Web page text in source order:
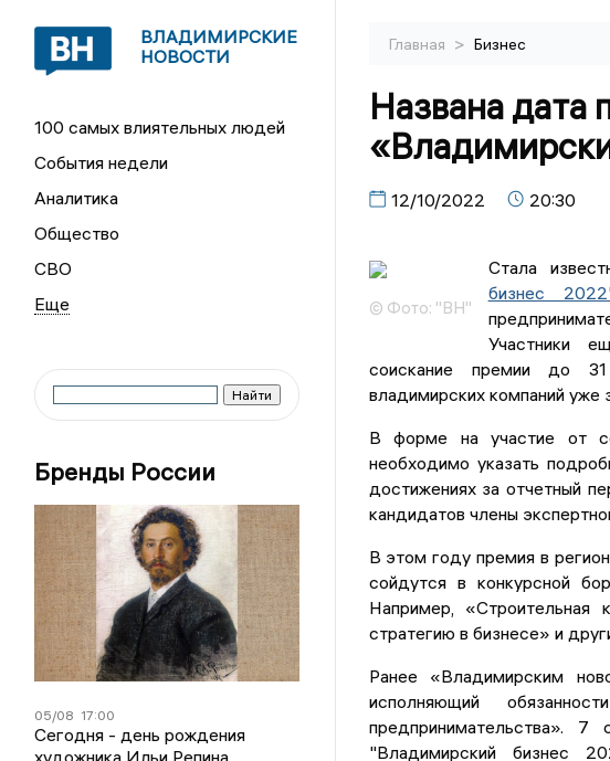
ВЛАДИМИРСКИЕ
НОВОСТИ
100 самых влиятельных людей
События недели
Аналитика
Общество
СВО
Бренды России
05/08 17:00
Сегодня - день рождения
художника Ильи Репина
Главная > Бизнес
Названа дата
12/10/2022 20:30
© Фото: "ВН"
Стала
бизнес
Участники
соискание премии до 31
владимирских компаний уже
В форме на участие от
необходимо указать
достижениях за отчетный
кандидатов члены
В этом году премия в
сойдутся в конкурсной
Например, «Строительная
стратегию в бизнесе» и
Ранее «Владимирским
исполняющий
предпринимательства».
"Владимирский бизнес